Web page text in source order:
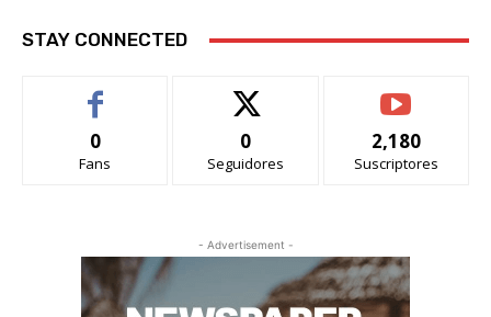
STAY CONNECTED
0
Fans
0
Seguidores
2,180
Suscriptores
- Advertisement -